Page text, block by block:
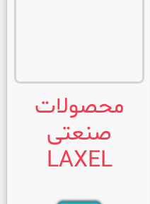
محصولات
صنعتی
LAXEL